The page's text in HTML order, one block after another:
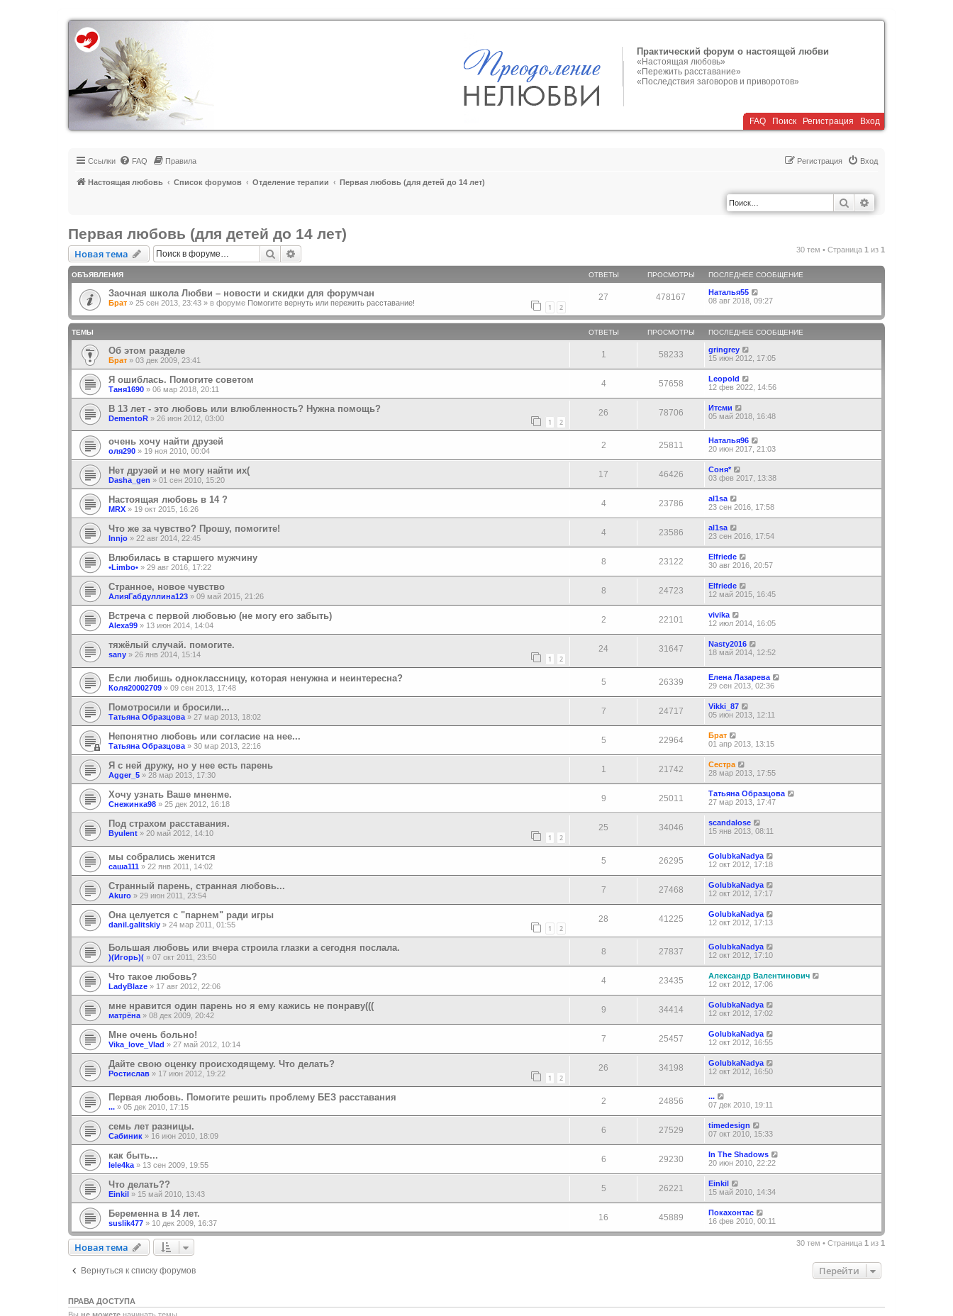
Регистрация
Практический форум о настоящей любви
«Настоящая любовь»
«Пережить расставание»
«Последствия заговоров и приворотов»
FAQ Поиск Регистрация Вход
Ссылки FAQ Правила Вход
Регистрация
Настоящая любовь Список форумов Отделение терапии Первая любовь (для детей до 14 лет)
Поиск
Первая любовь (для детей до 14 лет)
Новая тема
Новаятема Поиск 30 тем • Страница 1 из 1
ОБЪЯВЛЕНИЯ ОТВЕТЫ ПРОСМОТРЫ ПОСЛЕДНЕЕ СООБЩЕНИЕ
Заочная школа Любви – новости и скидки для форумчан
Брат » 25 сен 2013, 23:43 » в форуме Помогите вернуть или пережить расставание! 1 2
27 478167
Наталья55
08 авг 2018, 09:27
ТЕМЫ ОТВЕТЫ ПРОСМОТРЫ ПОСЛЕДНЕЕ СООБЩЕНИЕ
Об этом разделе
Брат » 03 дек 2009, 23:41
1 58233
gringrey
15 июн 2012, 17:05
Я ошиблась. Помогите советом
Таня1690 » 06 мар 2018, 20:11
4 57658
Leopold
12 фев 2022, 14:56
В 13 лет - это любовь или влюбленность? Нужна помощь?
DementoR » 26 июн 2012, 03:00 1 2
26 78706
Итсми
05 май 2018, 16:48
очень хочу найти друзей
оля290 » 19 ноя 2010, 00:04
2 25811
Наталья96
20 июн 2017, 21:03
Нет друзей и не могу найти их(
Dasha_gen » 01 сен 2010, 15:20
17 46426
Соня*
03 фев 2017, 13:38
Настоящая любовь в 14 ?
MRX » 19 окт 2015, 16:26
4 23786
al1sa
23 сен 2016, 17:58
Что же за чувство? Прошу, помогите!
Innjo » 22 авг 2014, 22:45
4 23586
al1sa
23 сен 2016, 17:54
Влюбилась в старшего мужчину
•Limbo• » 29 авг 2016, 17:22
8 23122
Elfriede
30 авг 2016, 20:57
Странное, новое чувство
АлияГабдуллина123 » 09 май 2015, 21:26
8 24723
Elfriede
12 май 2015, 16:45
Встреча с первой любовью (не могу его забыть)
Alexa99 » 13 июн 2014, 14:04
2 22101
vivika
12 июл 2014, 16:05
тяжёлый случай. помогите.
sany » 26 янв 2014, 15:14 1 2
24 31647
Nasty2016
18 май 2014, 12:52
Если любишь одноклассницу, которая ненужна и неинтересна?
Коля20002709 » 09 сен 2013, 17:48
5 26339
Елена Лазарева
29 сен 2013, 02:36
Помотросили и бросили...
Татьяна Образцова » 27 мар 2013, 18:02
7 24717
Vikki_87
05 июн 2013, 12:11
Непонятно любовь или согласие на нее...
Татьяна Образцова » 30 мар 2013, 22:16
5 22964
Брат
01 апр 2013, 13:15
Я с ней дружу, но у нее есть парень
Agger_5 » 28 мар 2013, 17:30
1 21742
Сестра
28 мар 2013, 17:55
Хочу узнать Ваше мненме.
Снежинка98 » 25 дек 2012, 16:18
9 25011
Татьяна Образцова
27 мар 2013, 17:47
Под страхом расставания.
Byulent » 20 май 2012, 14:10 1 2
25 34046
scandalose
15 янв 2013, 08:11
мы собрались женится
саша111 » 22 янв 2011, 14:02
5 26295
GolubkaNadya
12 окт 2012, 17:18
Странный парень, странная любовь...
Akuro » 29 июн 2011, 23:54
7 27468
GolubkaNadya
12 окт 2012, 17:17
Она целуется с "парнем" ради игры
danil.galitskiy » 24 мар 2011, 01:55 1 2
28 41225
GolubkaNadya
12 окт 2012, 17:13
Большая любовь или вчера строила глазки а сегодня послала.
)(Игорь)( » 07 окт 2011, 23:50
8 27837
GolubkaNadya
12 окт 2012, 17:10
Что такое любовь?
LadyBlaze » 17 авг 2012, 22:06
4 23435
Александр Валентинович
12 окт 2012, 17:06
мне нравится один парень но я ему кажись не понраву(((
матрёна » 08 дек 2009, 20:42
9 34414
GolubkaNadya
12 окт 2012, 17:02
Мне очень больно!
Vika_love_Vlad » 27 май 2012, 10:14
7 25457
GolubkaNadya
12 окт 2012, 16:55
Дайте свою оценку происходящему. Что делать?
Ростислав » 17 июн 2012, 19:22 1 2
26 34198
GolubkaNadya
12 окт 2012, 16:50
Первая любовь. Помогите решить проблему БЕЗ расставания
... » 05 дек 2010, 17:15
2 24856
...
07 дек 2010, 19:11
семь лет разницы.
Сабиник » 16 июн 2010, 18:09
6 27529
timedesign
07 окт 2010, 15:33
как быть...
lele4ka » 13 сен 2009, 19:55
6 29230
In The Shadows
20 июн 2010, 22:22
Что делать??
Einkil » 15 май 2010, 13:43
5 26221
Einkil
15 май 2010, 14:34
Беременна в 14 лет.
suslik477 » 10 дек 2009, 16:37
16 45889
Покахонтас
16 фев 2010, 00:11
Новая тема
Новаятема 30 тем • Страница 1 из 1
Вернуться к списку форумов Перейти
ПРАВА ДОСТУПА